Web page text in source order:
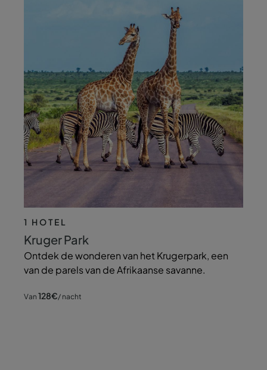
1 HOTEL
Kruger Park
Ontdek de wonderen van het Krugerpark, een
van de parels van de Afrikaanse savanne.
Van 128€/ nacht